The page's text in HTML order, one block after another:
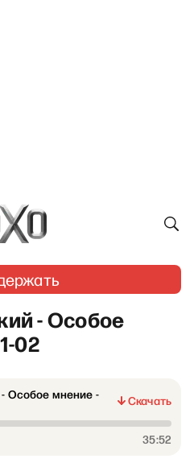
- Особое
02
Особое мнение -
Скачать
35:52